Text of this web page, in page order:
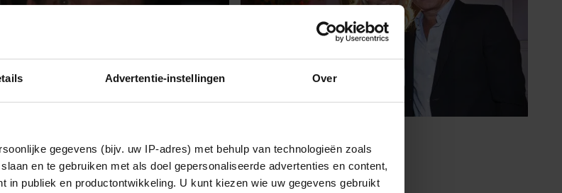
Advertentie-instellingen Over
gegevens (bijv. uw IP-adres) met behulp van technologieën zoals
en te gebruiken met als doel gepersonaliseerde advertenties en content,
in publiek en productontwikkeling. U kunt kiezen wie uw gegevens gebruikt
2024
DAG
1 februari 2024
LIEF EN LEED